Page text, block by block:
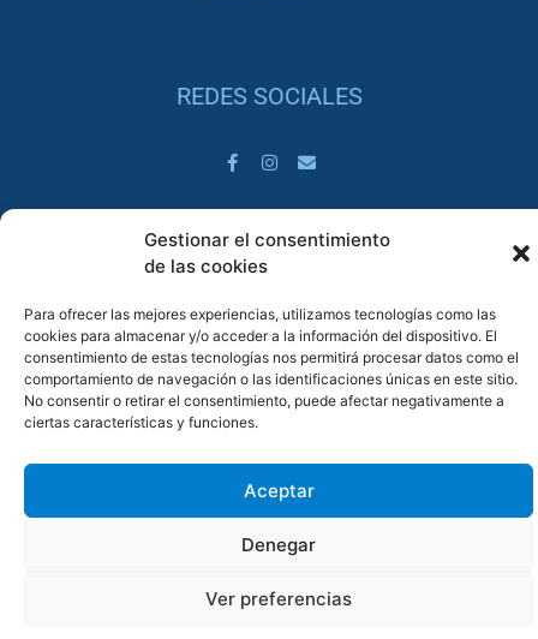
Gestionar el consentimiento
de las cookies
Para ofrecer las mejores experiencias, utilizamos tecnologías como las
cookies para almacenar y/o acceder a la información del dispositivo. El
consentimiento de estas tecnologías nos permitirá procesar datos como el
comportamiento de navegación o las identificaciones únicas en este sitio.
No consentir o retirar el consentimiento, puede afectar negativamente a
ciertas características y funciones.
Aceptar
Denegar
Ver preferencias
REDES SOCIALES
Copyright © 2026 Clínicas Family | Diseñado por Coque
Informática
Política de PrivacidadPolítica de CookiesAviso Legal